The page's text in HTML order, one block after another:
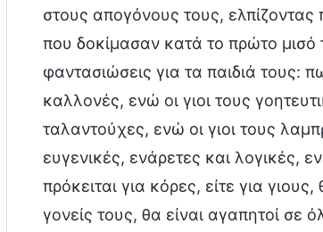
στους απογόνους τους,
που δοκίμασαν κατά το πρώτο μισό
φαντασιώσεις για τα παιδιά τους:
καλλονές, ενώ οι γιοι τους
ταλαντούχες, ενώ οι γιοι τους
ευγενικές, ενάρετες και λογικές,
πρόκειται για κόρες, είτε για
γονείς τους, θα είναι αγαπητοί σε